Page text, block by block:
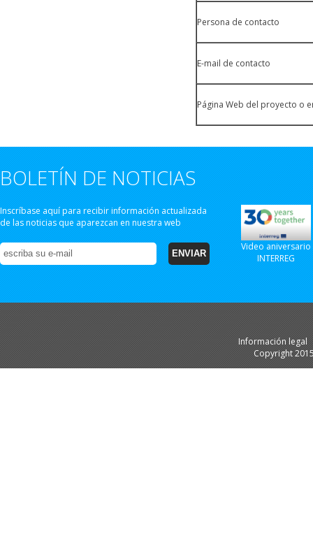
Persona de contacto
E-mail de contacto
Página Web del proyecto o
BOLETÍN DE NOTICIAS
Inscríbase aquí para recibir información actualizada
de las noticias que aparezcan en nuestra web
Video aniversario
INTERREG
Información legal
Copyright